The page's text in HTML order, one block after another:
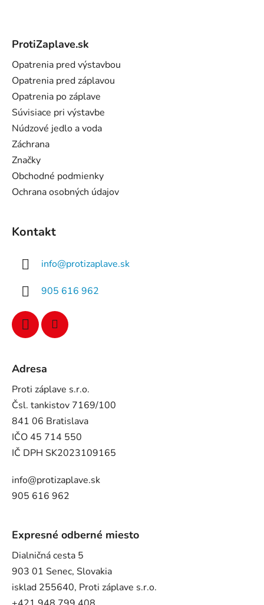
ProtiZaplave.sk
Opatrenia pred výstavbou
Opatrenia pred záplavou
Opatrenia po záplave
Súvisiace pri výstavbe
Núdzové jedlo a voda
Záchrana
Značky
Obchodné podmienky
Ochrana osobných údajov
Kontakt
info@protizaplave.sk
905 616 962
Adresa
Proti záplave s.r.o.
Čsl. tankistov 7169/100
841 06 Bratislava
IČO 45 714 550
IČ DPH SK2023109165
info@protizaplave.sk
905 616 962
Expresné odberné miesto
Dialničná cesta 5
903 01 Senec, Slovakia
isklad 255640, Proti záplave s.r.o.